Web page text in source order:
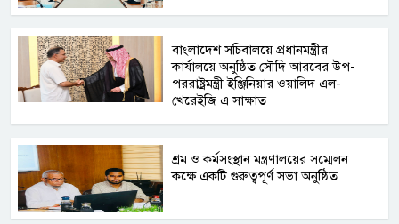
বাংলাদেশ সচিবালয়ে প্রধানমন্ত্রীর
কার্যালয়ে অনুষ্ঠিত সৌদি আরবের উপ-
পররাষ্ট্রমন্ত্রী ইঞ্জিনিয়ার ওয়ালিদ এল-
খেরেইজি এ সাক্ষাত
শ্রম ও কর্মসংস্থান মন্ত্রণালয়ের সম্মেলন
কক্ষে একটি গুরুত্বপূর্ণ সভা অনুষ্ঠিত